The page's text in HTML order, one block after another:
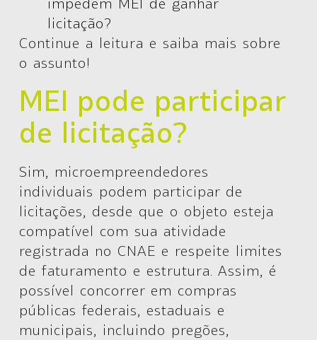
licitação?
Continue a leitura e saiba mais sobre
o assunto!
MEI pode participar
de licitação?
Sim, microempreendedores
individuais podem participar de
licitações, desde que o objeto esteja
compatível com sua atividade
registrada no CNAE e respeite limites
de faturamento e estrutura. Assim, é
possível concorrer em compras
públicas federais, estaduais e
municipais, incluindo pregões,